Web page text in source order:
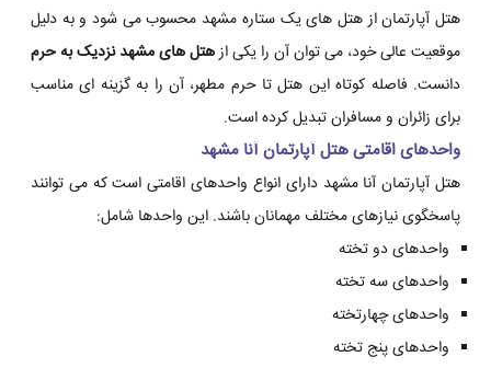
هتل آپارتمان از هتل های یک ستاره مشهد محسوب می شود و به دلیل
موقعیت عالی خود، می توان آن را یکی ازهتل های مشهد نزدیک به حرم
دانست. فاصله کوتاه این هتل تا حرم مطهر، آن را به گزینه ای مناسب
برای زائران و مسافران تبدیل کرده است.
واحدهای اقامتی هتل آپارتمان آنا مشهد
هتل آپارتمان آنا مشهد دارای انواع واحدهای اقامتی است که می توانند
پاسخگوی نیازهای مختلف مهمانان باشند. این واحدها شامل:
واحدهای دو تخته
واحدهای سه تخته
واحدهای چهارتخته
واحدهای پنج تخته